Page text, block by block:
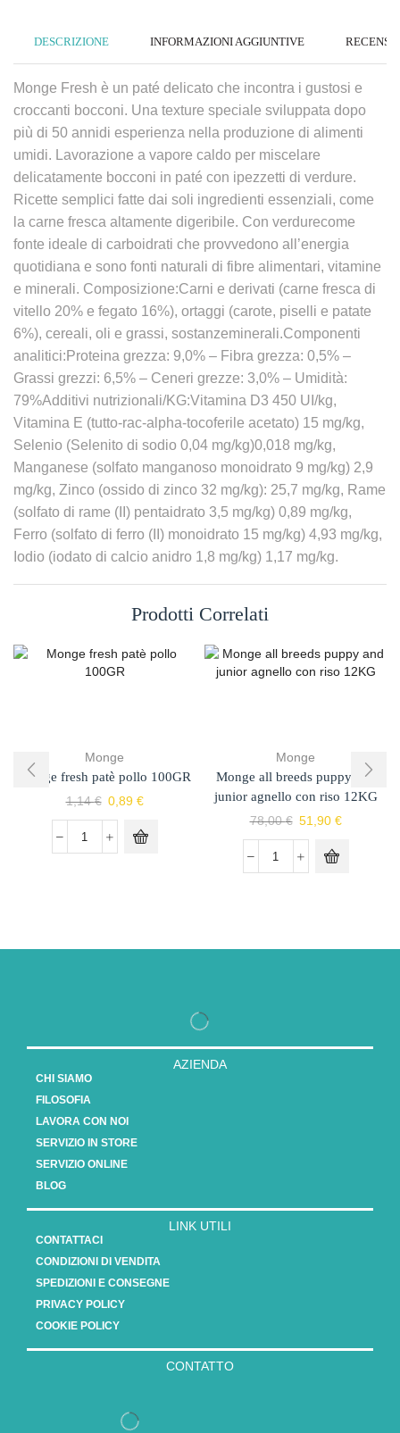
DESCRIZIONE INFORMAZIONI AGGIUNTIVE
Monge Fresh è un paté delicato che incontra i gustosi e
croccanti bocconi. Una texture speciale sviluppata dopo
più di 50 annidi esperienza nella produzione di alimenti
umidi. Lavorazione a vapore caldo per miscelare
delicatamente bocconi in paté con ipezzetti di verdure.
Ricette semplici fatte dai soli ingredienti essenziali, come
la carne fresca altamente digeribile. Con verdurecome
fonte ideale di carboidrati che provvedono all’energia
quotidiana e sono fonti naturali di fibre alimentari, vitamine
e minerali. Composizione:Carni e derivati (carne fresca di
vitello 20% e fegato 16%), ortaggi (carote, piselli e patate
6%), cereali, oli e grassi, sostanzeminerali.Componenti
analitici:Proteina grezza: 9,0% – Fibra grezza: 0,5% –
Grassi grezzi: 6,5% – Ceneri grezze: 3,0% – Umidità:
79%Additivi nutrizionali/KG:Vitamina D3 450 UI/kg,
Vitamina E (tutto-rac-alpha-tocoferile acetato) 15 mg/kg,
Selenio (Selenito di sodio 0,04 mg/kg)0,018 mg/kg,
Manganese (solfato manganoso monoidrato 9 mg/kg) 2,9
mg/kg, Zinco (ossido di zinco 32 mg/kg): 25,7 mg/kg, Rame
(solfato di rame (II) pentaidrato 3,5 mg/kg) 0,89 mg/kg,
Ferro (solfato di ferro (II) monoidrato 15 mg/kg) 4,93 mg/kg,
Iodio (iodato di calcio anidro 1,8 mg/kg) 1,17 mg/kg.
Prodotti Correlati
Monge
Monge fresh patè pollo 100GR
1,14€ 0,89 €
Monge
Monge all breeds puppy and
junior agnello con riso 12KG
78,00€ 51,90 €
AZIENDA
CHI SIAMO
FILOSOFIA
LAVORA CON NOI
SERVIZIO IN STORE
SERVIZIO ONLINE
BLOG
LINK UTILI
CONTATTACI
CONDIZIONI DI VENDITA
SPEDIZIONI E CONSEGNE
PRIVACY POLICY
COOKIE POLICY
CONTATTO